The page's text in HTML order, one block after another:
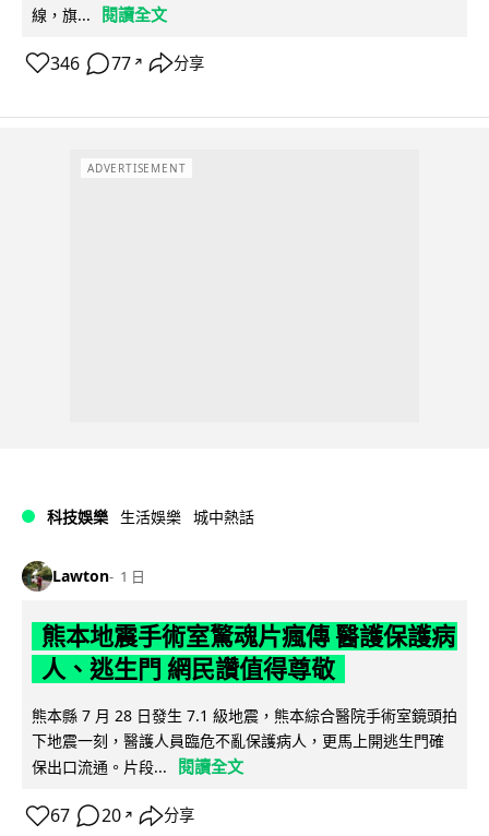
線，旗...
閱讀全文
346 77 ↗ 分享
ADVERTISEMENT
科技娛樂 生活娛樂 城中熱話
Lawton 1 日
熊本地震手術室驚魂片瘋傳 醫護保護病
人、逃生門 網民讚值得尊敬
熊本縣 7 月 28 日發生 7.1 級地震，熊本綜合醫院手術室鏡頭拍
下地震一刻，醫護人員臨危不亂保護病人，更馬上開逃生門確
保出口流通。片段...
閱讀全文
67 20 ↗ 分享